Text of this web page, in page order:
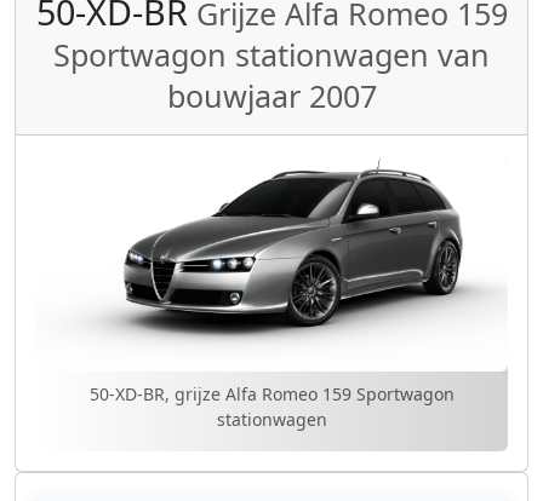
50-XD-BR Grijze Alfa Romeo 159
Sportwagon stationwagen van
bouwjaar 2007
50-XD-BR, grijze Alfa Romeo 159 Sportwagon
stationwagen